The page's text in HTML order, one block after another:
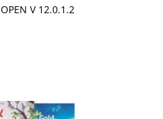
OPEN V 12.0.1.2